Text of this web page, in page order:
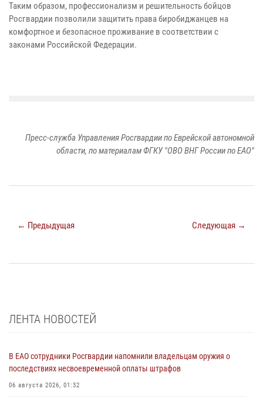
Таким образом, профессионализм и решительность бойцов
Росгвардии позволили защитить права биробиджанцев на
комфортное и безопасное проживание в соответствии с
законами Российской Федерации.
Пресс-служба Управления Росгвардии по Еврейской автономной
области, по материалам ФГКУ "ОВО ВНГ России по ЕАО"
← Предыдущая Следующая →
ЛЕНТА НОВОСТЕЙ
В ЕАО сотрудники Росгвардии напомнили владельцам оружия о
последствиях несвоевременной оплаты штрафов
06 августа 2026, 01:32